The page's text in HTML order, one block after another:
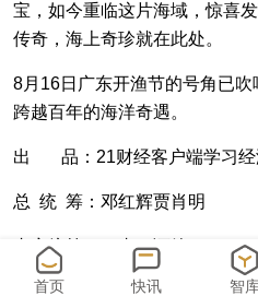
宝，如今重临这片海域，惊喜
传奇，海上奇珍就在此处。
8月16日广东开渔节的号角已
跨越百年的海洋奇遇。
出 品：21财经客户端学习经
总 统 筹：邓红辉贾肖明
内容统筹：丁青云谭婷
执行统筹：黄欣然
首页 快讯 智